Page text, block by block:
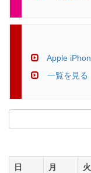
Apple
一覧を見る
日 月 火